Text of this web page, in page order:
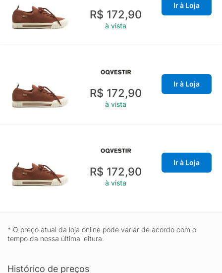
R$ 172,90
à vista
Ir à Loja
R$ 172,90
à vista
Ir à Loja
R$ 172,90
à vista
Ir à Loja
* O preço atual da loja online pode variar de acordo com o
tempo da nossa última leitura.
Histórico de preços